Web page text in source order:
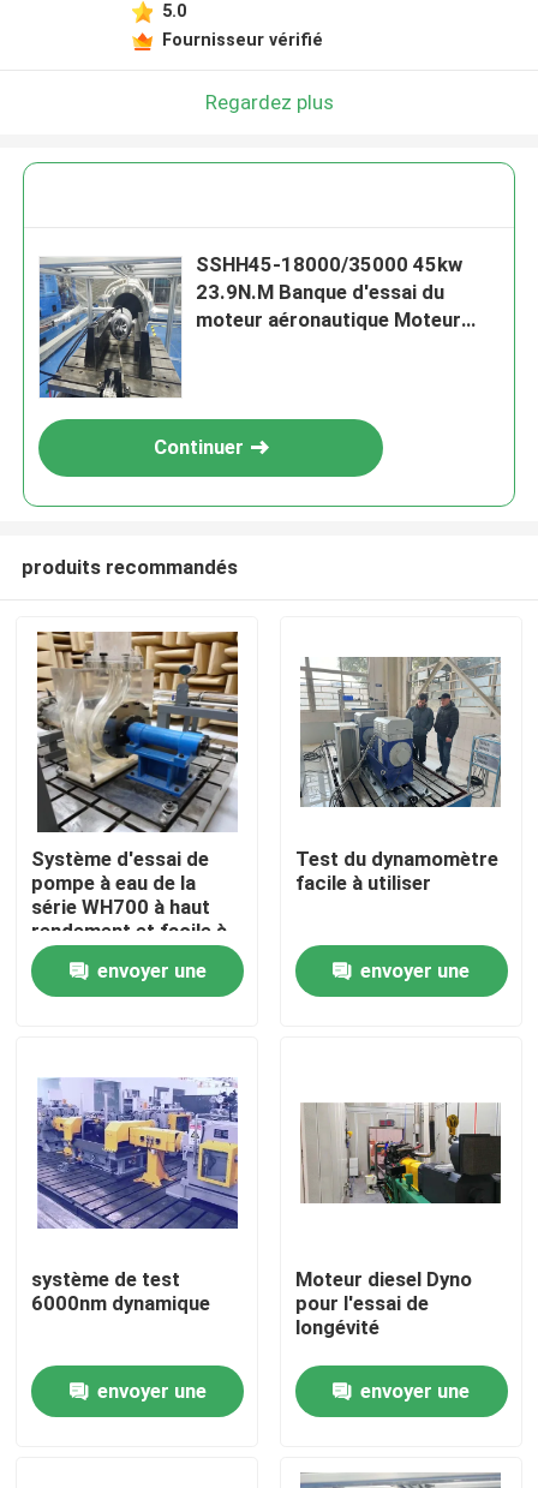
À la maison
Produits
À propos de nous
Contrôle qualité
Contactez-nous
Dynamomètre de couple
Dynamomètre à grande vitesse
5.0
Fournisseur vérifié
Regardez plus
SSHH45-18000/35000 45kw
23.9N.M Banque d'essai du
moteur aéronautique Moteur
Continuer
produits recommandés
Système d'essai de
pompe à eau de la
série WH700 à haut
rendement et facile à
utiliser
envoyer une
Test du dynamomètre
facile à utiliser
envoyer une
système de test
6000nm dynamique
envoyer une
Moteur diesel Dyno
pour l'essai de
longévité
envoyer une